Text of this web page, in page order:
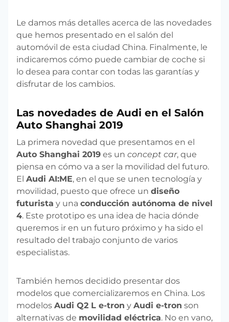
Le damos más detalles acerca de las novedades
que hemos presentado en el salón del
automóvil de esta ciudad China. Finalmente, le
indicaremos cómo puede cambiar de coche si
lo desea para contar con todas las garantías y
disfrutar de los cambios.
Las novedades de Audi en el Salón
Auto Shanghai 2019
La primera novedad que presentamos en el
Auto Shanghai 2019 es un concept car, que
piensa en cómo va a ser la movilidad del futuro.
El Audi AI:ME, en el que se unen tecnología y
movilidad, puesto que ofrece un diseño
futurista y una conducción autónoma de nivel
4. Este prototipo es una idea de hacia dónde
queremos ir en un futuro próximo y ha sido el
resultado del trabajo conjunto de varios
especialistas.
También hemos decidido presentar dos
modelos que comercializaremos en China. Los
modelos Audi Q2 L e-tron y Audi e-tron son
alternativas de movilidad eléctrica. No en vano,